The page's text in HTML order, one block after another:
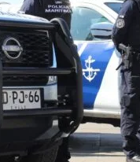
Diputado Álvaro Jofre alerta
Concejo Municipal aprueba
El Boro
ALTO HOSPICIO
El papa León XIV viajará a